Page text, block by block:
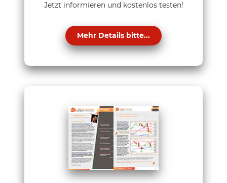
Jetzt informieren und kostenlos testen!
Mehr Details bitte...